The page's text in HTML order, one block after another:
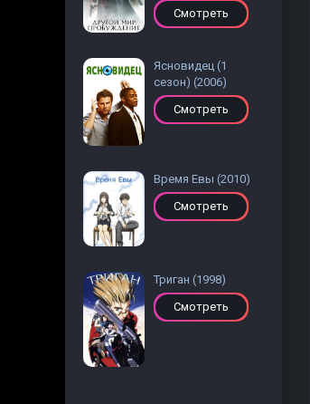
Смотреть
Ясновидец (1
сезон) (2006)
Смотреть
Время Евы (2010)
Смотреть
Триган (1998)
Смотреть